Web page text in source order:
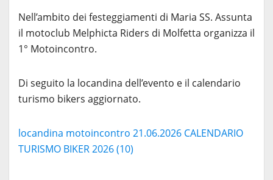
Nell’ambito dei festeggiamenti di Maria SS. Assunta
il motoclub Melphicta Riders di Molfetta organizza il
1° Motoincontro.
Di seguito la locandina dell’evento e il calendario
turismo bikers aggiornato.
locandina motoincontro 21.06.2026 CALENDARIO
TURISMO BIKER 2026 (10)